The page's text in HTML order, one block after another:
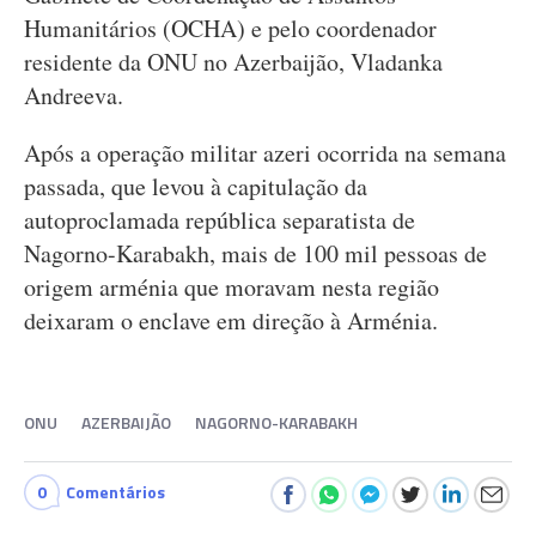
Humanitários (OCHA) e pelo coordenador
residente da ONU no Azerbaijão, Vladanka
Andreeva.
Após a operação militar azeri ocorrida na semana
passada, que levou à capitulação da
autoproclamada república separatista de
Nagorno-Karabakh, mais de 100 mil pessoas de
origem arménia que moravam nesta região
deixaram o enclave em direção à Arménia.
ONU AZERBAIJÃO NAGORNO-KARABAKH
0 Comentários